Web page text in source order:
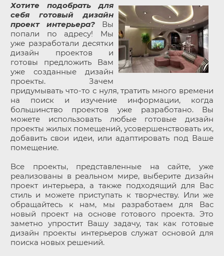
Хотите подобрать для
себя готовый дизайн
проект интерьера? Вы
попали по адресу! Мы
уже разработали десятки
дизайн проектов и
готовы предложить Вам
уже созданные дизайн
проекты. Зачем
придумывать что-то с нуля, тратить много времени
на поиск и изучение информации, когда
большинство проектов уже разработано. Вы
можете использовать любые готовые дизайн
проекты жилых помещений, усовершенствовать их,
добавить свои идеи, или адаптировать под Ваше
помещение.
Все проекты, представленные на сайте, уже
реализованы в реальном мире, выберите дизайн
проект интерьера, а также подходящий для Вас
стиль и можете приступать к творчеству. Или же
обращайтесь к нам, мы разработаем для Вас
новый проект на основе готового проекта. Это
заметно упростит Вашу задачу, так как готовые
дизайн проекты интерьеров служат основой для
поиска новых решений.